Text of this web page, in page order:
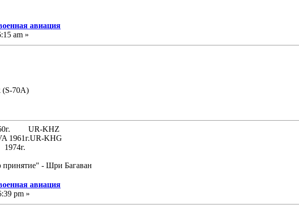
авиация
am »
(S-70A)
UR-KHZ
KHG
принятие" - Шри Багаван
авиация
pm »